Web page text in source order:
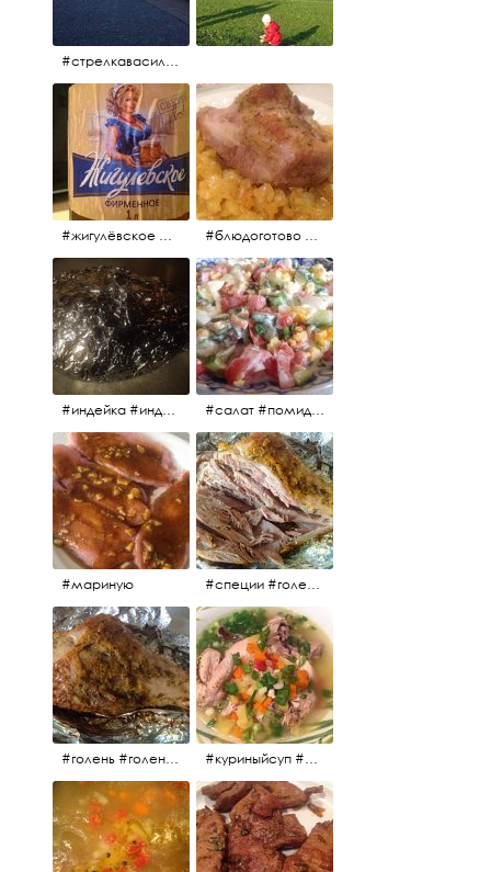
#стрелкавасильевскогоострова #нева #река
#жигулёвское #пиво #свежеепиво #beer #напиток #блюдоготово #можнокушать #простолук #лук #индейкавфольге #мясоиндейки
#индейка #индейкавфольге #еда #мясоиндейки 🚀 #салат #помидоры #яйцо #огурцы #зелень #кинза #петрушка #укроп #сметана #соль #витамины
#мариную #специи #голень #голеньиндейки #индейка #мясо #еда #завтрак #голеньиндейкивфольге
#голень #голеньиндейки #голеньиндейкивфольге #индейка #завтрак #еда #мясо #куриныйсуп #еда #ужин #можнокушать